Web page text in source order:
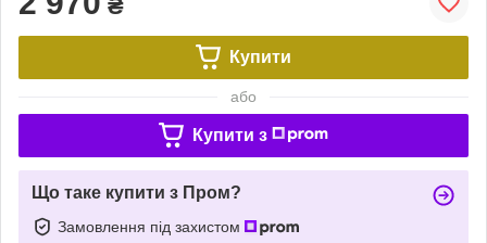
₴
Купити
або
Купити з
Що таке купити з Пром?
Замовлення під захистом